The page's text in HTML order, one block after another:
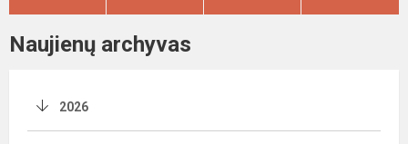
Naujienų archyvas
2026